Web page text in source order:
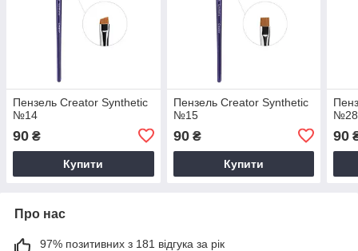
Пензель Creator Synthetic
№14
90 ₴
Купити
Пензель Creator Synthetic
№15
90₴
Купити
№28
90
Про нас
97% позитивних з 181 відгука за рік